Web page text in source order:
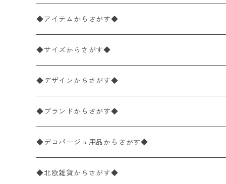
◆アイテムからさがす◆
ペーパーナプキン2枚バラ売り
ペーパーナプキン1枚バラ売り
ペーパーナプキン20枚入りパック
ペーパーナプキン10枚入りパック
ライスペーパー
◆サイズからさがす◆
33×33cm（ランチサイズ）
バラ売り
パック売り
25×25cm（カクテルサイズ）
バラ売り
パック売り
40×40cm（ディナーサイズ）
バラ売り
21×21cm（ポケットサイズ）
◆デザインからさがす◆
花柄
植物・グリーン柄
動物・鳥・昆虫・蝶柄
◆ブランドからさがす◆
ドイツ製 IHR/イア
ランチサイズ
ドイツ製 Ambiente/アンビエンテ
◆デコパージュ用品からさがす◆
デコパージュ液
◆北欧雑貨からさがす◆